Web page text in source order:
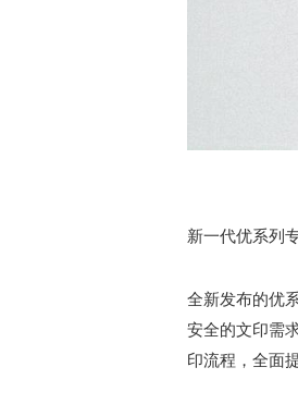
新一代优系列
全新发布的优
安全的文印需
印流程，全面